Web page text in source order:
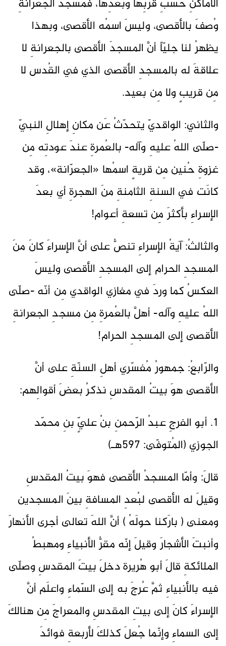
الأماكنِ حسبِ قُربِها وبعدِها، فمسجدُ الجعرانةِ
وُصفَ بالأقصى، وليسَ اسمُه الأقصى، وبهذا
يظهرُ لنا جليّاً أنَّ المسجدَ الأقصى بالجعرانةِ لا
علاقةَ له بالمسجدِ الأقصى الذي في القُدس لا
مِن قريبٍ ولا مِن بعيد.
والثاني: الواقديّ يتحدّثُ عَن مكانِ إهلالِ النبيّ
-صلّى اللهُ عليهِ وآله- بالعُمرةِ عندَ عودتِه مِن
غزوةِ حُنين مِن قريةٍ اسمُها «الجعرّانة»، وقد
كانَت في السنةِ الثامنةِ منَ الهجرةِ أي بعدَ
الإسراءِ بأكثرَ مِن تسعةِ أعوام!
والثالثُ: آيةُ الإسراءِ تنصُّ على أنَّ الإسراءَ كانَ منَ
المسجدِ الحرام إلى المسجدِ الأقصى وليسَ
العكسُ كما وردَ في مغازي الواقدي مِن أنّه -صلّى
اللهُ عليهِ وآله- أهلَّ بالعُمرةِ مِن مسجدِ الجعرانةِ
الأقصى إلى المسجدِ الحرام!
والرّابعُ: جمهورُ مُفسّري أهلِ السنّةِ على أنَّ
الأقصى هوَ بيتُ المقدسِ نذكرُ بعضَ أقوالِهم:
1. أبو الفرجِ عبدُ الرّحمنِ بنُ عليٍّ بنِ محمّد
الجوزي (المُتوفّى: 597هـ)
قالَ: وأمّا المسجدُ الأقصى فهوَ بيتُ المقدسِ
وقيلَ له الأقصى لبُعدِ المسافةِ بينَ المسجدين
ومعنى ( بارَكنا حولَهُ ) أنَّ اللهَ تعالى أجرى الأنهارَ
وأنبتَ الأشجارَ وقيلَ إنّه مقرُّ الأنبياءِ ومهبطُ
الملائكةِ قالَ أبو هُريرة دخلَ بيتَ المقدسِ وصلّى
فيه بالأنبياءِ ثمَّ عُرجَ به إلى السّماءِ واعلَم أنَّ
الإسراءَ كانَ إلى بيتِ المقدسِ والمعراجَ مِن هنالكَ
إلى السماءِ وإنّما جُعلَ كذلكَ لأربعةِ فوائدَ